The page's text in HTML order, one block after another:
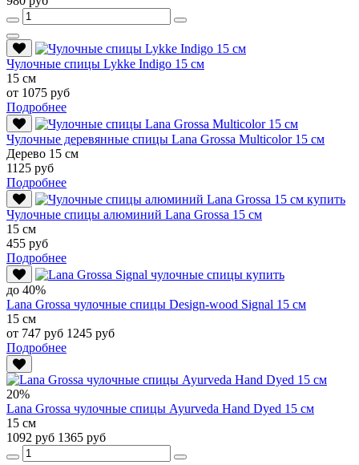
Чулочные спицы Lykke Indigo 15 см
15 см
от 1075 руб
Подробнее
Чулочные деревянные спицы Lana Grossa Multicolor 15 см
Дерево 15 см
1125 руб
Подробнее
Чулочные спицы алюминий Lana Grossa 15 см
15 см
455 руб
Подробнее
до 40%
Lana Grossa чулочные спицы Design-wood Signal 15 см
15 см
от 747 руб 1245 руб
Подробнее
20%
Lana Grossa чулочные спицы Ayurveda Hand Dyed 15 см
15 см
1092 руб 1365 руб